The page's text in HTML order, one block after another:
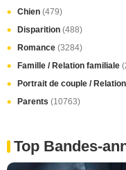
Chien (479)
Disparition (488)
Romance (3284)
Famille / Relation familiale
Portrait de couple /
Parents (10763)
Top Bandes-